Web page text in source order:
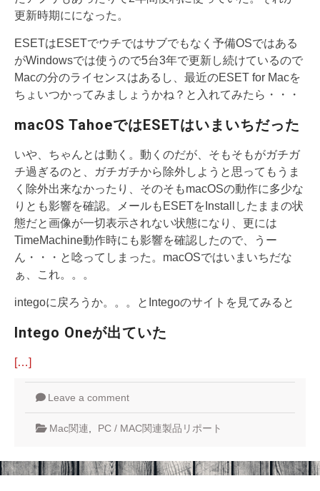
更新時期にになった。
ESETはESETでウチではサブでもなく予備OSではある
がWindowsでは使うので5台3年で更新し続けているので
Macの分のライセンスはあるし、最近のESET for Macを
ちょいつかってみましょうかね？と入れてみたら・・・
macOS TahoeではESETはいまいちだった
いや、ちゃんとは動く。動くのだが、そもそもがガチガ
チ過ぎるのと、ガチガチから除外しようと思ってもうま
く除外出来なかったり、そのそもmacOSの動作に多少な
りとも影響を確認。メールもESETをInstallしたままの状
態だと画像が一切表示されない状態になり、更には
TimeMachine動作時にも影響を確認したので、うー
ん・・・と唸ってしまった。macOSではいまいちだな
ぁ、これ。。。
integoに戻ろうか。。。とIntegoのサイトを見てみると
Intego Oneが出ていた
[…]
Leave a comment
Mac関連 PC / MAC関連製品リポート